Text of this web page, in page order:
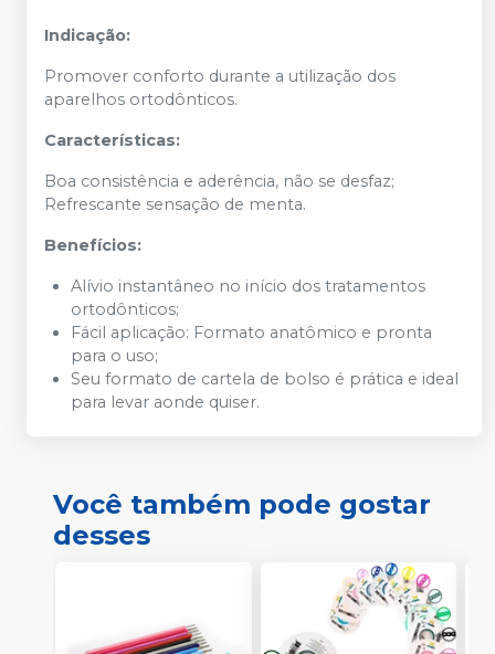
Indicação:
Promover conforto durante a utilização dos
aparelhos ortodônticos.
Características:
Boa consistência e aderência, não se desfaz;
Refrescante sensação de menta.
Benefícios:
Alívio instantâneo no início dos tratamentos
ortodônticos;
Fácil aplicação: Formato anatômico e pronta
para o uso;
Seu formato de cartela de bolso é prática e ideal
para levar aonde quiser.
Você também pode gostar
desses